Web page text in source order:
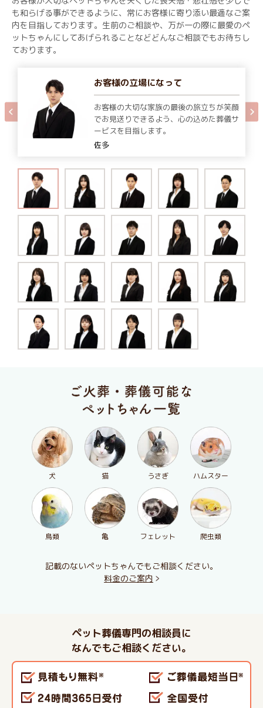
も和らげる事ができるように、常にお客様に寄り添い最適なご案
内を目指しております。生前のご相談や、万が一の際に最愛のペ
ットちゃんにしてあげられることなどどんなご相談でもお待ちし
ております。
お客様の立場になって
お客様の大切な家族の最後の旅立ちが笑顔
でお見送りできるよう、心の込めた葬儀サ
ービスを目指します。
佐多
犬 猫 うさぎ ハムスター
鳥類 亀 フェレット 爬虫類
記載のないペットちゃんでもご相談ください。
料金のご案内
ペット葬儀専門の相談員に
なんでもご相談ください。